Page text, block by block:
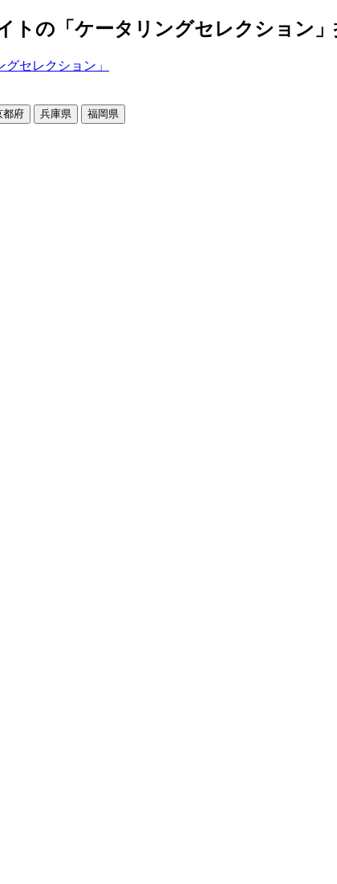
の「ケータリングセレクション」
都府 兵庫県 福岡県